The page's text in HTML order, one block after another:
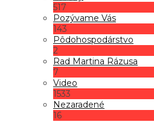
517
Pozývame Vás
143
Pôdohospodárstvo
2
Rad Martina Rázusa
7
Video
1533
Nezaradené
16